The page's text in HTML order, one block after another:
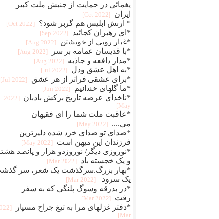
یغمائی در حمایت از جنبش ملت کبیر
ایران
[2022 Oct]
* ارتش ابلیس هم گربر شود؟ [2022 Oct]
*ای رهبران کجائید [2022 Sep]
*غبار روبی از خویشتن [2022 Aug]
*با قدیسان عمامه بر سر [2022 Aug]
*مدار دافعه و جاذبه [2022 Aug]
*به اهل عشق ودل [2022 Jul]
*برای عشقی فراتر از هر عشق [2022 Jul]
*ما گلهای خندانیم [2022 Jun]
*ناخدای عرصه تاریخ برکش بادبان
[2022
May]
*عاقبت ملت شما را ای فقیهان
می....
[2022 May]
*صدای تو صدای خرد شده دلیرترین
فرزندان این میهن است
[2022 May]
*نوروزی دیگر/ نوروزدو هزار و پانصد
و یک خجسته باد
[2022 Mar]
*بهار بزرگ.سرگذشت یک شعر، سر
یک سرود
[2022 Mar]
*در بدرقه وسوگ پلنگی که به سفر
رفت
[2022 Mar]
*دفتر غزلهای مرا به تیغ جراح مسپار
Mar]